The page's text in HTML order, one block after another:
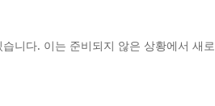
니다. 이는 준비되지 않은 상황에서 새로